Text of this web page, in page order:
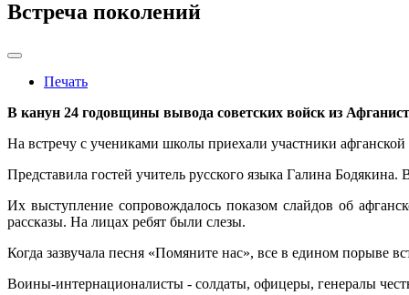
Встреча поколений
Печать
В канун 24 годовщины вывода советских войск из
На встречу с учениками школы приехали участники
Представила гостей учитель русского языка Галина
Их выступление сопровождалось показом слайдов об
рассказы. На лицах ребят были слезы.
Когда зазвучала песня «Помяните нас», все в едином порыве
Воины-интернационалисты - солдаты, офицеры, генералы